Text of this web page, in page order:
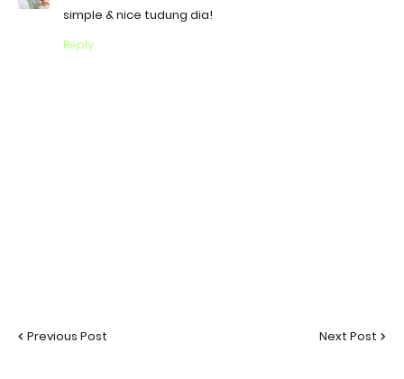
simple & nice tudung dia!
Reply
Previous Post Next Post